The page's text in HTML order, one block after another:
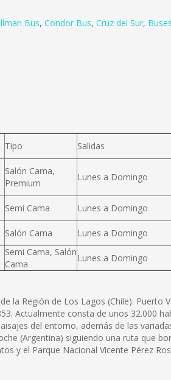
Bus, Condor Bus, Cruz del Sur,
Tipo Salidas
Salón Cama,
Premium
Lunes a Domingo
Semi Cama Lunes a Domingo
Salón Cama Lunes a Domingo
Semi Cama, Salón
Cama
Lunes a Domingo
la Región de Los Lagos (Chile).
Actualmente consta de unos 32.000
del entorno, además de las
(Argentina) siguiendo una ruta que
y el Parque Nacional Vicente Pérez